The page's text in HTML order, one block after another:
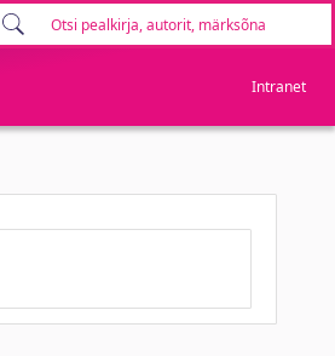
Intranet